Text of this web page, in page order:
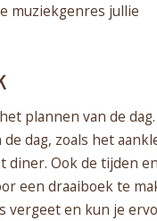
muziekgenres jullie
plannen van de dag.
dag, zoals het
diner. Ook de tijden
een draaiboek te
vergeet en kun je